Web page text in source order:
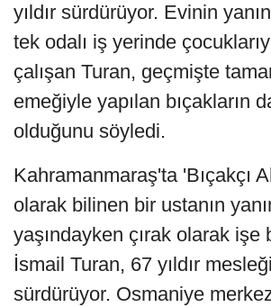
yıldır sürdürüyor. Evinin
tek odalı iş yerinde
çalışan Turan, geçmişte
emeğiyle yapılan bıçakların
olduğunu söyledi.
Kahramanmaraş'ta 'Bıçakçı
olarak bilinen bir ustanın
yaşındayken çırak olarak işe
İsmail Turan, 67 yıldır
sürdürüyor. Osmaniye